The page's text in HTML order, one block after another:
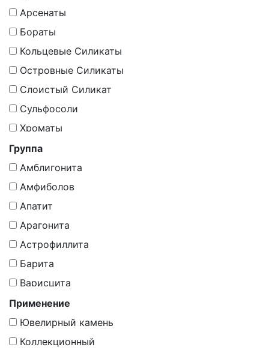
Карбонаты
Минералоиды
Молибдаты
Оксиды
Оксиды И Гидрoоксиды
Органическое Вещество, Минералоиды
Самородные Элементы
Силикаты
Силикаты (По Мнению Других Школ -
Минераллоид)
Арсенаты
Бораты
Кольцевые Силикаты
Островные Силикаты
Слоистый Силикат
Сульфосоли
Хроматы
Группа
Амблигонита
Амфиболов
Апатит
Арагонита
Астрофиллита
Барита
Варисцита
Гадолинит
Гематита
Глинозема
Применение
Ювелирный камень
Коллекционный